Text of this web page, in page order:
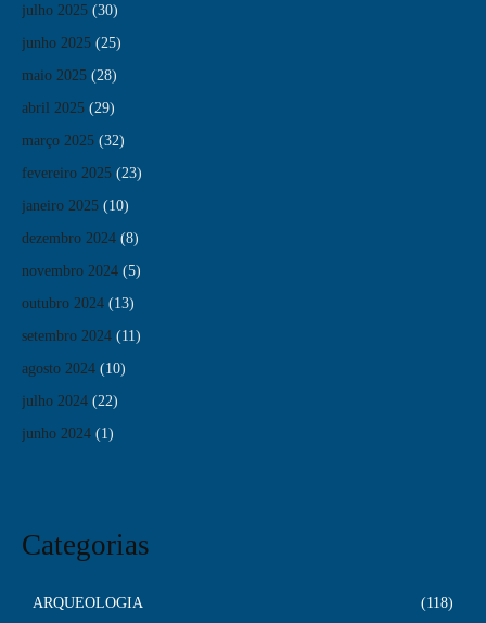
julho 2025 (30)
junho 2025 (25)
maio 2025 (28)
abril 2025 (29)
março 2025 (32)
fevereiro 2025 (23)
janeiro 2025 (10)
dezembro 2024 (8)
novembro 2024 (5)
outubro 2024 (13)
setembro 2024 (11)
agosto 2024 (10)
julho 2024 (22)
junho 2024 (1)
Categorias
ARQUEOLOGIA 118